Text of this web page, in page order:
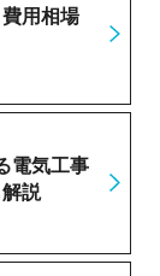
用相場
電気工事
説